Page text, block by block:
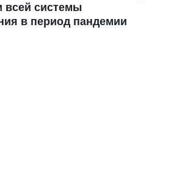
всей системы
в период пандемии